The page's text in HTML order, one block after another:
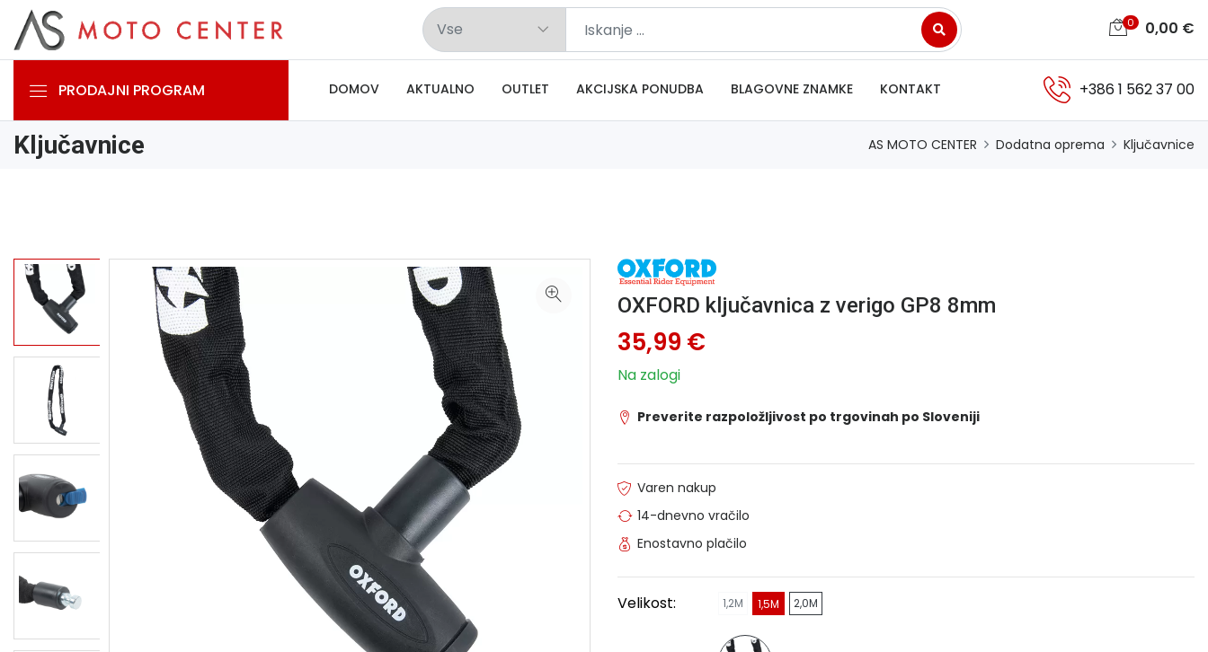
0 0,00 €
PRODAJNI PROGRAM DOMOV AKTUALNO OUTLET AKCIJSKA PONUDBA BLAGOVNE ZNAMKE KONTAKT +386 1 562 37 00
Ključavnice AS MOTO CENTER Dodatna oprema Ključavnice
OXFORD ključavnica z verigo GP8 8mm
35,99 €
Na zalogi
Preverite razpoložljivost po trgovinah po Sloveniji
Varen nakup
14-dnevno vračilo
Enostavno plačilo
Velikost: 1,2M 1,5M 2,0M